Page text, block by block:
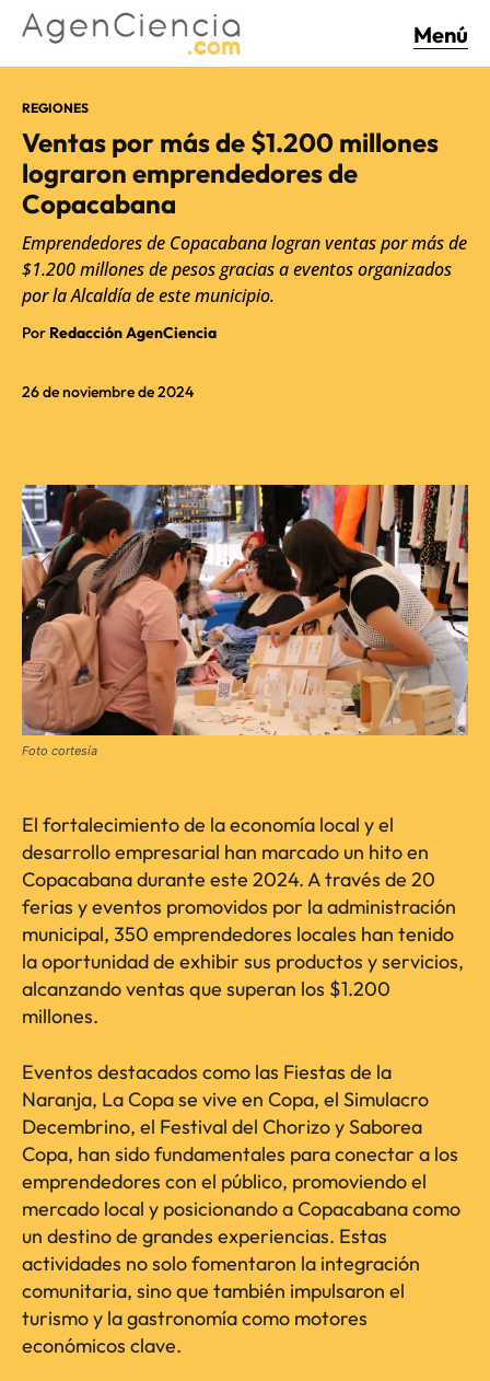
Menú
26 de noviembre de 2024
REGIONES
Ventas por más de $1.200 millones
lograron emprendedores de
Copacabana
Emprendedores de Copacabana logran ventas por más de
$1.200 millones de pesos gracias a eventos organizados
por la Alcaldía de este municipio.
Por Redacción AgenCiencia
Foto cortesía
El fortalecimiento de la economía local y el
desarrollo empresarial han marcado un hito en
Copacabana durante este 2024. A través de 20
ferias y eventos promovidos por la administración
municipal, 350 emprendedores locales han tenido
la oportunidad de exhibir sus productos y servicios,
alcanzando ventas que superan los $1.200
millones.
Eventos destacados como las Fiestas de la
Naranja, La Copa se vive en Copa, el Simulacro
Decembrino, el Festival del Chorizo y Saborea
Copa, han sido fundamentales para conectar a los
emprendedores con el público, promoviendo el
mercado local y posicionando a Copacabana como
un destino de grandes experiencias. Estas
actividades no solo fomentaron la integración
comunitaria, sino que también impulsaron el
turismo y la gastronomía como motores
económicos clave.